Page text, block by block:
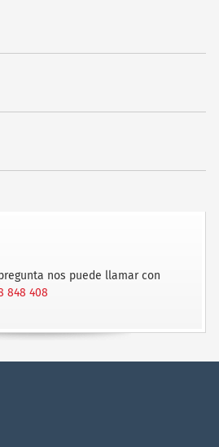
nos puede llamar con
848 408